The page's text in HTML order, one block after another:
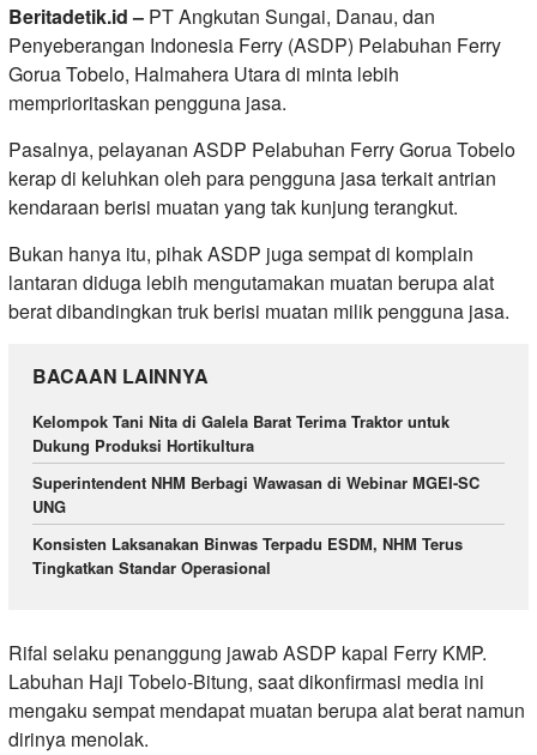
Beritadetik.id – PT Angkutan Sungai, Danau, dan
Penyeberangan Indonesia Ferry (ASDP) Pelabuhan Ferry
Gorua Tobelo, Halmahera Utara di minta lebih
memprioritaskan pengguna jasa.
Pasalnya, pelayanan ASDP Pelabuhan Ferry Gorua Tobelo
kerap di keluhkan oleh para pengguna jasa terkait antrian
kendaraan berisi muatan yang tak kunjung terangkut.
Bukan hanya itu, pihak ASDP juga sempat di komplain
lantaran diduga lebih mengutamakan muatan berupa alat
berat dibandingkan truk berisi muatan milik pengguna jasa.
BACAAN LAINNYA
Kelompok Tani Nita di Galela Barat Terima Traktor untuk
Dukung Produksi Hortikultura
Superintendent NHM Berbagi Wawasan di Webinar MGEI-SC
UNG
Konsisten Laksanakan Binwas Terpadu ESDM, NHM Terus
Tingkatkan Standar Operasional
Rifal selaku penanggung jawab ASDP kapal Ferry KMP.
Labuhan Haji Tobelo-Bitung, saat dikonfirmasi media ini
mengaku sempat mendapat muatan berupa alat berat namun
dirinya menolak.